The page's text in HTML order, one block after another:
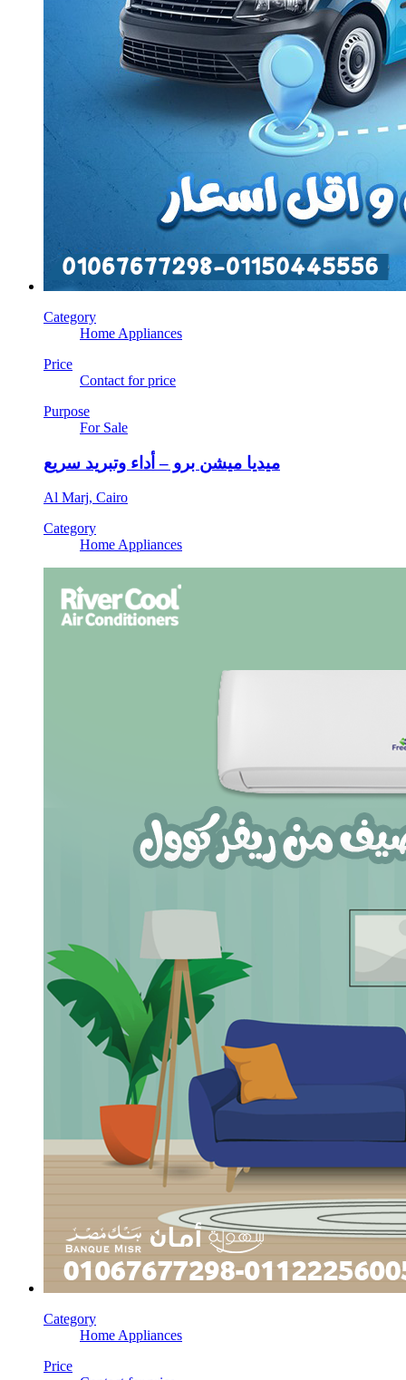
Category
Home Appliances
Price
Contact for price
Purpose
For Sale
ميديا ميشن برو – أداء وتبريد سريع
Al Marj, Cairo
Category
Home Appliances
Category
Home Appliances
Price